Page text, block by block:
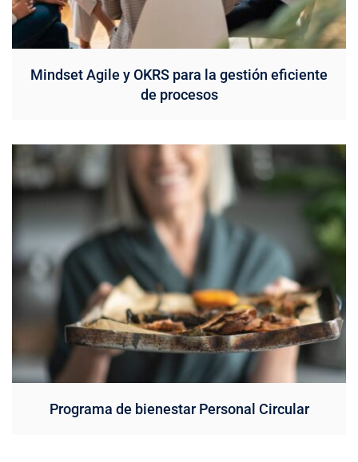
Mindset Agile y OKRS para la gestión eficiente
de procesos
Programa de bienestar Personal Circular